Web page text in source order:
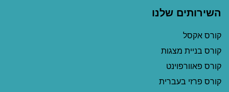
השירותים שלנו
קורס אקסל
קורס בניית מצגות
קורס פאוורפוינט
קורס פרזי בעברית